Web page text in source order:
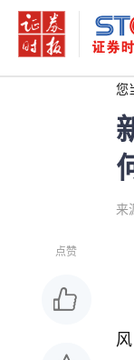
您
来
点赞